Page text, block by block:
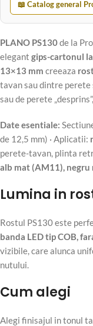
📖 Catalog general
PLANO PS130de la
elegant gips-cartonul
13×13 mm creeaza
tavan sau dintre
sau de perete
Date esentiale:
de 12,5 mm) · Aplicatii:
perete-tavan, plinta
alb mat (AM11), negru
Lumina in
Rostul PS130 este
banda LED tip COB,
vizibile, care alunca
nutului.
Cum alegi
Alegi finisajul in tonul